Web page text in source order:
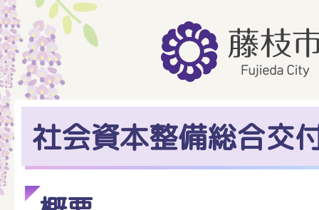
社会資本整備総合交